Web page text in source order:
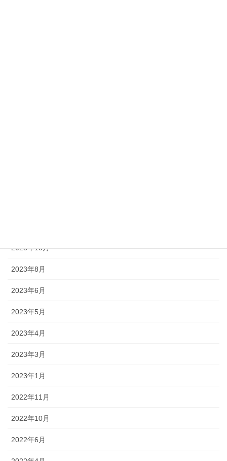
2023年10月
2023年8月
2023年6月
2023年5月
2023年4月
2023年3月
2023年1月
2022年11月
2022年10月
2022年6月